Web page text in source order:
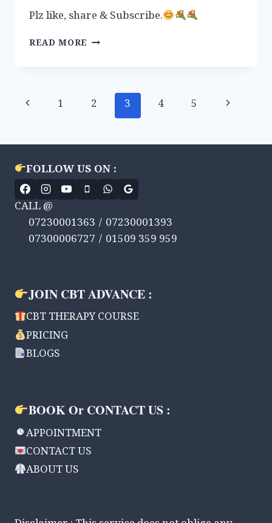
Plz like, share & Subscribe.
READ MORE डिप्रेशन
बात
है,
के
लक्षण,
कारण
उपचार।
#DEPRESSION,
#SYMPTOMS
Page
Previous
1 2 3 4 5
Next
FOLLOW US ON :
CALL @
07230001363 / 07230001393
07300006727 / 01509 359 959
JOIN CBT ADVANCE :
CBT THERAPY COURSE
PRICING
BLOGS
BOOK Or CONTACT US :
APPOINTMENT
CONTACT US
ABOUT US